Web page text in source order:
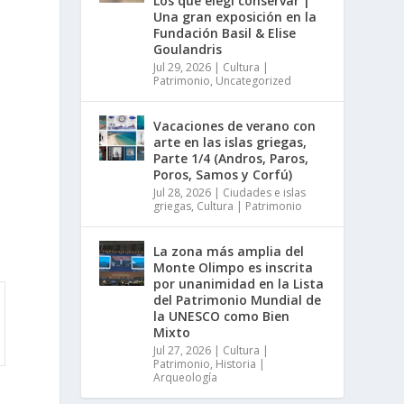
Una gran exposición en la
Fundación Basil & Elise
Goulandris
Jul 29, 2026 | Cultura |
Patrimonio, Uncategorized
Vacaciones de verano con
arte en las islas griegas,
Parte 1/4 (Andros, Paros,
Poros, Samos y Corfú)
Jul 28, 2026 | Ciudades e islas
griegas, Cultura | Patrimonio
La zona más amplia del
Monte Olimpo es inscrita
por unanimidad en la Lista
del Patrimonio Mundial de
la UNESCO como Bien
Mixto
Jul 27, 2026 | Cultura |
Patrimonio, Historia |
Arqueología